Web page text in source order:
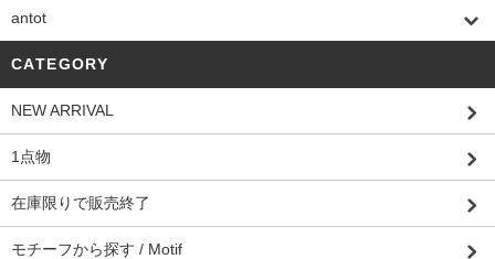
antot
CATEGORY
NEW ARRIVAL
1点物
在庫限りで販売終了
モチーフから探す / Motif